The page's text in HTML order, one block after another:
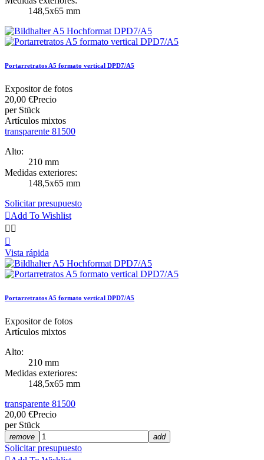
148,5x65 mm
Portarretratos A5 formato vertical DPD7/A5
Expositor de fotos
20,00 €Precio
per Stück
Artículos mixtos
transparente 81500
Alto:
210 mm
Medidas exteriores:
148,5x65 mm
Solicitar presupuesto
Add To Wishlist
 

Vista rápida
Portarretratos A5 formato vertical DPD7/A5
Expositor de fotos
Artículos mixtos
Alto:
210 mm
Medidas exteriores:
148,5x65 mm
transparente 81500
20,00 €Precio
per Stück
remove add
Solicitar presupuesto